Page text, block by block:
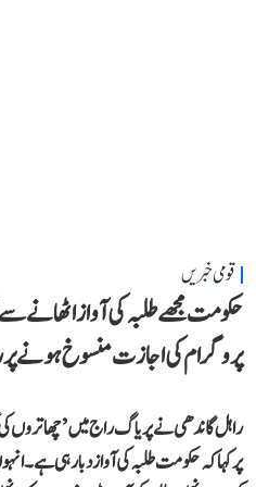
قومی خبریں
حکومت مجھے طلبہ کی آواز
پروگرام کی اجازت منسوخ ہونے پر
راہل گاندھی نے پریاگ راج میں ’چھاتروں
پر کہا کہ حکومت طلبہ کی آواز دبا رہی